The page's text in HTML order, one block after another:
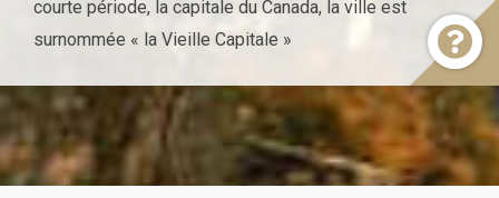
courte période, la capitale du Canada, la ville est
surnommée « la Vieille Capitale »